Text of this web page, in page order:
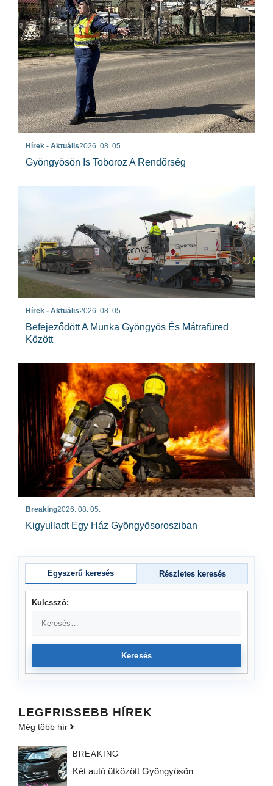
Hírek - Aktuális2026. 08. 05.
Gyöngyösön Is Toboroz A Rendőrség
Hírek - Aktuális2026. 08. 05.
Befejeződött A Munka Gyöngyös És Mátrafüred
Között
Breaking2026. 08. 05.
Kigyulladt Egy Ház Gyöngyösorosziban
Egyszerű keresés Részletes keresés
Kulcsszó:
Keresés
LEGFRISSEBB HÍREK
Még több hír
BREAKING
Két autó ütközött Gyöngyösön